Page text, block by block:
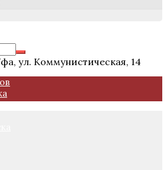
ул. Коммунистическая, 14